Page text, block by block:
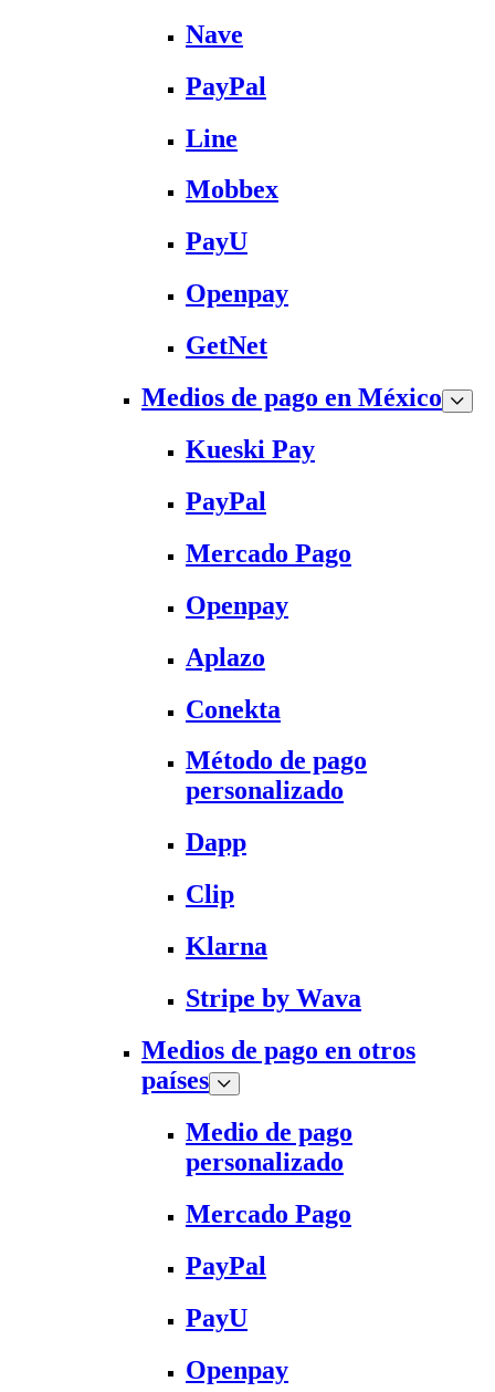
Nave
PayPal
Line
Mobbex
PayU
Openpay
GetNet
Medios de pago en México
Kueski Pay
PayPal
Mercado Pago
Openpay
Aplazo
Conekta
Método de pago
personalizado
Dapp
Clip
Klarna
Stripe by Wava
Medios de pago en otros
países
Medio de pago
personalizado
Mercado Pago
PayPal
PayU
Openpay